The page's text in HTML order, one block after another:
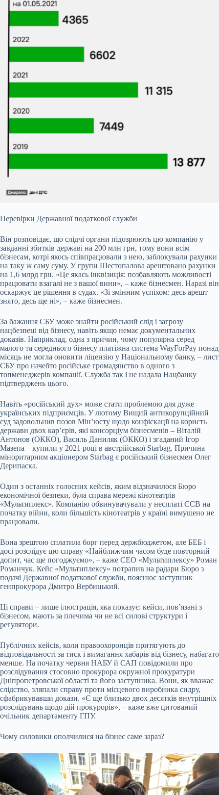
Перевірки Державної податкової служби
Він розповідає, що слідчі органи підозрюють цю компанію у
завданні збитків державі на 200 млн грн, тому вони всім
бізнесам, котрі якось співпрацювали з нею, заблокували рахунки
на таку ж саму суму. У групи Шестопалова арештовано рахунки
на 1,6 млрд грн. «Це якась інквізиція: позбавляють можливості
працювати взагалі не з вашої вини», – каже бізнесмен. Наразі він
оскаржує це рішення в судах. «Зі змінним успіхом: десь арешт
знято, десь ще ні», – каже бізнесмен.
За бажання СБУ може знайти російський слід і загрозу
нацбезпеці від бізнесу, навіть якщо немає документальних
доказів. Наприклад, одна з причин, чому популярна серед
малого та середнього бізнесу платіжна система WayForPay понад
місяць не могла оновити ліцензію у Національному банку, – лист
СБУ про начебто російське громадянство в одного з
топменеджерів компанії. Служба так і не надала Нацбанку
підтверджень цього.
Навіть «російський дух» може стати проблемою для дуже
українських підприємців. У лютому Вищий антикорупційний
суд задовольнив позов Мін’юсту щодо конфіскації на користь
держави двох кар’єрів, які консорціум бізнесменів – Віталій
Антонов (ОККО), Василь Даниляк (ОККО) і згаданий Ігор
Мазепа – купили у 2021 році в австрійської Starbag. Причина –
міноритарним акціонером Starbag є російський бізнесмен Олег
Дерипаска.
Один з останніх голосних кейсів, яким відзначилося Бюро
економічної безпеки, була справа мережі кінотеатрів
«Мультиплекс». Компанію обвинувачували у несплаті ЄСВ на
початку війни, коли більшість кінотеатрів у країні вимушено не
працювали.
Вона зрештою сплатила борг перед держбюджетом, але БЕБ і
досі розслідує цю справу «Найближчим часом буде повторний
допит, час ще погоджуємо», – каже СЕО «Мультиплексу» Роман
Романчук. Кейс «Мультиплексу» потрапив на радари Бюро з
подачі Державної податкової служби, пояснює заступник
генпрокурора Дмитро Вербицький.
Ці справи – лише ілюстрація, яка показує: кейси, пов’язані з
бізнесом, мають за плечима чи не всі силові структури і
регулятори.
Публічних кейсів, коли правоохоронців притягують до
відповідальності за тиск і вимагання хабарів від бізнесу, набагато
менше. На початку червня НАБУ й САП повідомили про
розслідування стосовно прокурора окружної прокуратури
Дніпропетровської області та його заступника. Вони, як вважає
слідство, зляпали справу проти місцевого виробника сидру,
сфабрикувавши докази. «Є ще близько двох десятків внутрішніх
розслідувань щодо дій прокурорів», – каже вже цитований
очільник департаменту ГПУ.
Чому силовики ополчилися на бізнес саме зараз?